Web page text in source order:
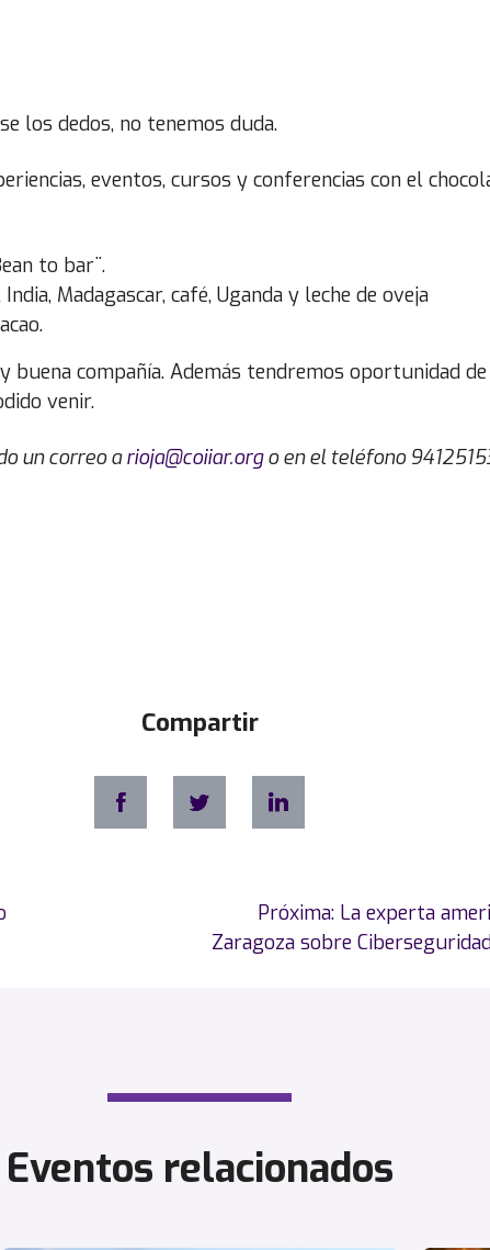
los dedos, no tenemos duda.
eventos, cursos y conferencias con el
to bar¨.
Madagascar, café, Uganda y leche de oveja
buena compañía. Además tendremos oportunidad
venir.
un correo arioja@coiiar.orgo en el teléfono
Compartir
Próxima: La experta
Zaragoza sobre
Eventos relacionados